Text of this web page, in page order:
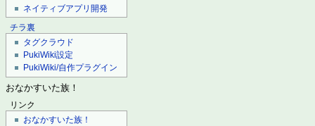
ネイティブアプリ開発
チラ裏
タグクラウド
PukiWiki設定
PukiWiki/自作プラグイン
おなかすいた族！
リンク
おなかすいた族！